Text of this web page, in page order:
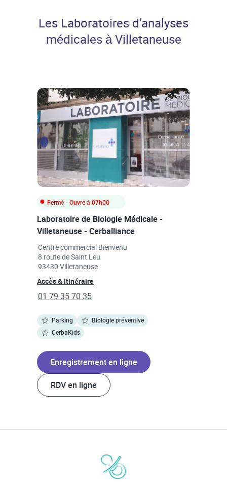
Les Laboratoires d’analyses
médicales à Villetaneuse
Fermé - Ouvre à07h00
Laboratoire de Biologie Médicale -
Villetaneuse - Cerballiance
Centre commercial Bienvenu
8 route de Saint Leu
93430 Villetaneuse
Link Opens in New Tab
Accès & itinéraireLink Opens in New Tab
phone
01 79 35 70 35
Parking
Biologie préventive
CerbaKids
Enregistrement en ligne
RDV en ligne